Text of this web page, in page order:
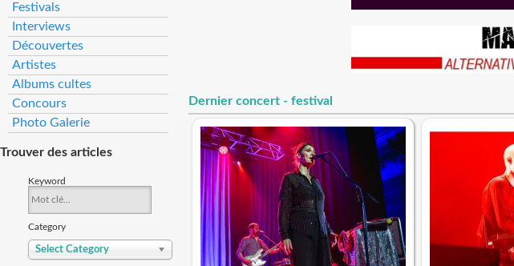
Festivals
Interviews
Découvertes
Artistes
Albums cultes
Concours
Photo Galerie
Trouver des articles
Keyword
Category
Select Category
Dernier concert - festival